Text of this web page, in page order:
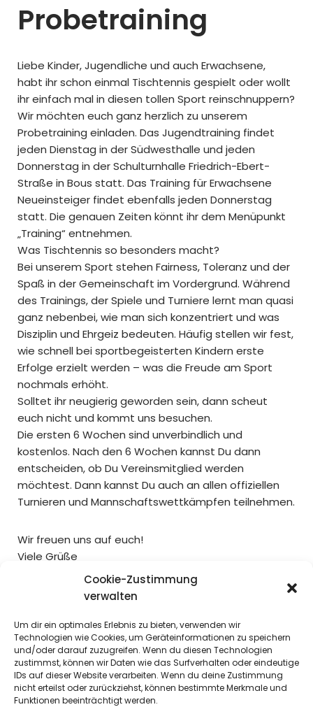
Cookie-Zustimmung
verwalten
Um dir ein optimales Erlebnis zu bieten, verwenden wir
Technologien wie Cookies, um Geräteinformationen zu speichern
und/oder darauf zuzugreifen. Wenn du diesen Technologien
zustimmst, können wir Daten wie das Surfverhalten oder eindeutige
IDs auf dieser Website verarbeiten. Wenn du deine Zustimmung
nicht erteilst oder zurückziehst, können bestimmte Merkmale und
Funktionen beeinträchtigt werden.
Probetraining
Liebe Kinder, Jugendliche und auch Erwachsene,
habt ihr schon einmal Tischtennis gespielt oder wollt
ihr einfach mal in diesen tollen Sport reinschnuppern?
Wir möchten euch ganz herzlich zu unserem
Probetraining einladen. Das Jugendtraining findet
jeden Dienstag in der Südwesthalle und jeden
Donnerstag in der Schulturnhalle Friedrich-Ebert-
Straße in Bous statt. Das Training für Erwachsene
Neueinsteiger findet ebenfalls jeden Donnerstag
statt. Die genauen Zeiten könnt ihr dem Menüpunkt
„Training“ entnehmen.
Was Tischtennis so besonders macht?
Bei unserem Sport stehen Fairness, Toleranz und der
Spaß in der Gemeinschaft im Vordergrund. Während
des Trainings, der Spiele und Turniere lernt man quasi
ganz nebenbei, wie man sich konzentriert und was
Disziplin und Ehrgeiz bedeuten. Häufig stellen wir fest,
wie schnell bei sportbegeisterten Kindern erste
Erfolge erzielt werden – was die Freude am Sport
nochmals erhöht.
Solltet ihr neugierig geworden sein, dann scheut
euch nicht und kommt uns besuchen.
Die ersten 6 Wochen sind unverbindlich und
kostenlos. Nach den 6 Wochen kannst Du dann
entscheiden, ob Du Vereinsmitglied werden
möchtest. Dann kannst Du auch an allen offiziellen
Turnieren und Mannschaftswettkämpfen teilnehmen.
Wir freuen uns auf euch!
Viele Grüße
Euer TTSV DJK Bous
Training in den Ferien
In den Sommerferien (29.06.26 – 09.08.26) entfällt das